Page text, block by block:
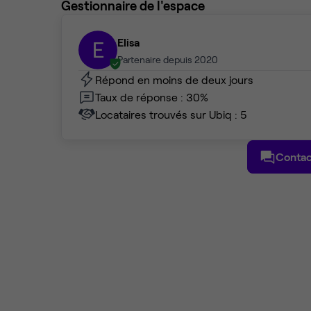
Gestionnaire de l'espace
E Elisa
Partenaire depuis 2020
Répond en moins de deux jours
Taux de réponse : 30%
Locataires trouvés sur Ubiq : 5